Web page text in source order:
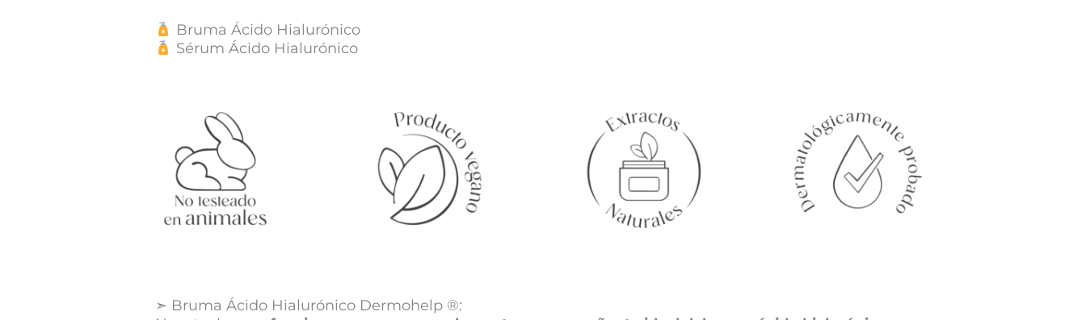
Bruma Ácido Hialurónico
Sérum Ácido Hialurónico
➣ Bruma Ácido Hialurónico Dermohelp ®: